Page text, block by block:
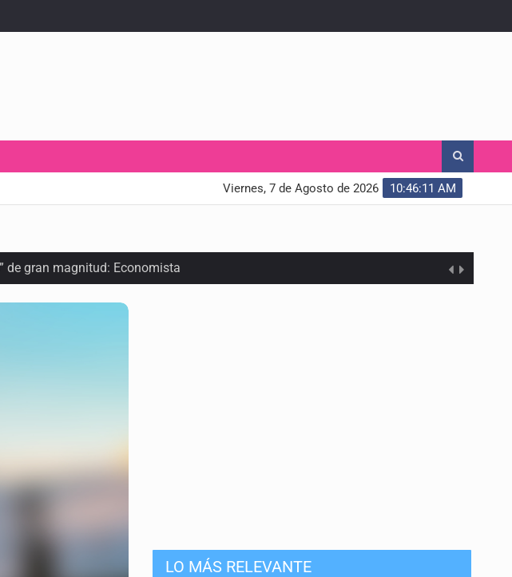
10:46:12 AM
Viernes, 7 de Agosto de 2026
de gran magnitud: Economista
Isidro
LO MÁS RELEVANTE